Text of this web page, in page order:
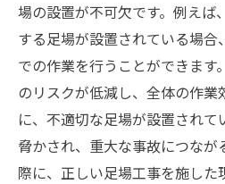
めに
場の設置が不可欠です。例えば
する足場が設置されている場
での作業を行うことができます
のリスクが低減し、全体の作業
に、不適切な足場が設置されて
脅かされ、重大な事故につなが
際に、正しい足場工事を施し